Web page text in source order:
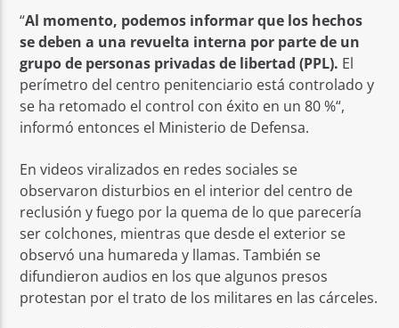
“Al momento, podemos informar que los hechos
se deben a una revuelta interna por parte de un
grupo de personas privadas de libertad (PPL). El
perímetro del centro penitenciario está controlado y
se ha retomado el control con éxito en un 80 %“,
informó entonces el Ministerio de Defensa.
En videos viralizados en redes sociales se
observaron disturbios en el interior del centro de
reclusión y fuego por la quema de lo que parecería
ser colchones, mientras que desde el exterior se
observó una humareda y llamas. También se
difundieron audios en los que algunos presos
protestan por el trato de los militares en las cárceles.